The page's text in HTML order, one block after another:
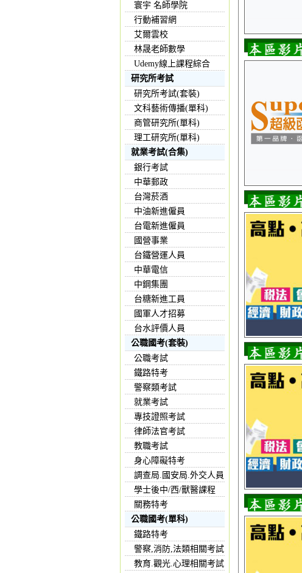
寰宇 名師學院
行動補習網
艾爾雲校
林晟老師數學
Udemy線上課程綜合
研究所考試
研究所考試(套裝)
文科藝術傳播(單科)
商管研究所(單科)
理工研究所(單科)
就業考試(合集)
銀行考試
中華郵政
台灣菸酒
中油新進僱員
台電新進僱員
國營事業
台鐵營運人員
中華電信
中鋼集團
台糖新進工員
國軍人才招募
台水評價人員
公職國考(套裝)
公職考試
鐵路特考
警察類考試
就業考試
專技證照考試
律師法官考試
教職考試
身心障礙特考
調查局.國安局.外交人員
學士後中/西/獸醫課程
關務特考
公職國考(單科)
鐵路特考
警察,消防,法類相關考試
教育.觀光.心理相關考試